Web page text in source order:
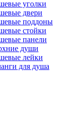
уголки
двери
поддоны
стойки
панели
души
лейки
для душа